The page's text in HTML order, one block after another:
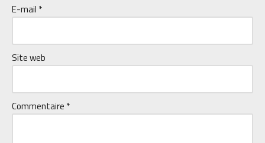
E-mail *
Site web
Commentaire *